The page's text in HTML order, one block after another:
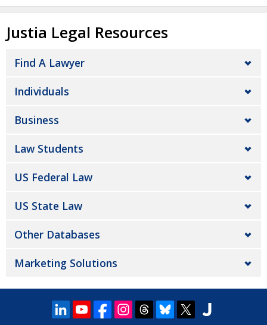
Justia Legal Resources
Find A Lawyer
Individuals
Business
Law Students
US Federal Law
US State Law
Other Databases
Marketing Solutions